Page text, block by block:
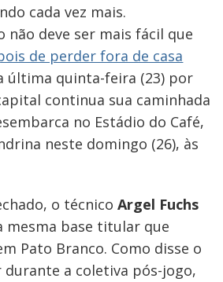
cada vez mais.
não deve ser mais fácil que
de perder fora de casa
última quinta-feira (23) por
continua sua caminhada
no Estádio do Café,
neste domingo (26), às
o técnicoArgel Fuchs
mesma base titular que
Pato Branco. Como disse o
a coletiva pós-jogo,